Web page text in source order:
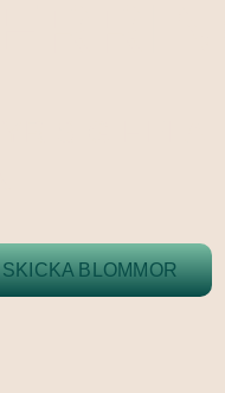
SKICKA BLOMMOR